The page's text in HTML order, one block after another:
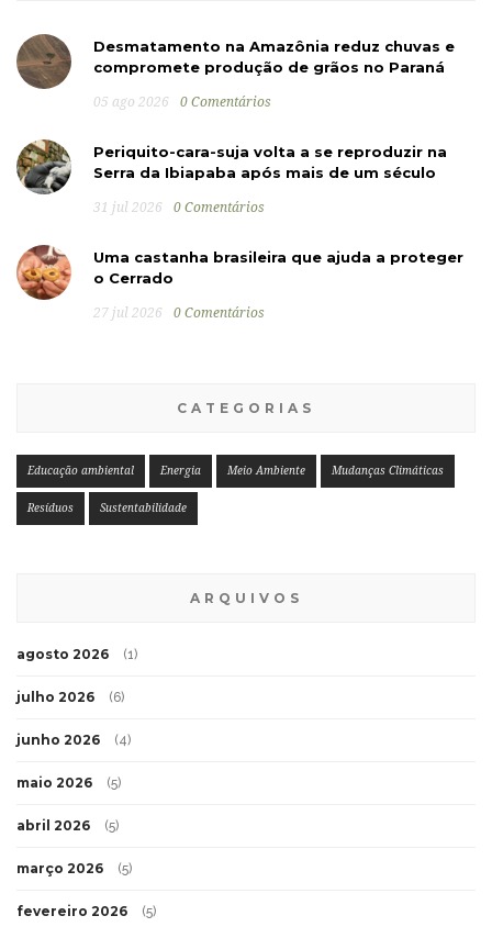
Desmatamento na Amazônia reduz chuvas e
compromete produção de grãos no Paraná
05 ago 2026 0 Comentários
Periquito-cara-suja volta a se reproduzir na
Serra da Ibiapaba após mais de um século
31 jul 2026 0 Comentários
Uma castanha brasileira que ajuda a proteger
o Cerrado
27 jul 2026 0 Comentários
CATEGORIAS
Educação ambiental Energia Meio Ambiente Mudanças Climáticas
Resíduos Sustentabilidade
ARQUIVOS
agosto 2026 (1)
julho 2026 (6)
junho 2026 (4)
maio 2026 (5)
abril 2026 (5)
março 2026 (5)
fevereiro 2026 (5)